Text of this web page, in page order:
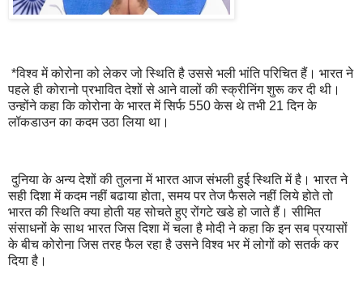
*विश्‍व में कोरोना को लेकर जो स्‍थिति है उससे भली भांति परिचित हैं। भारत ने
पहले ही कोरानो प्रभावित देशों से आने वालों की स्‍क्रीनिंग शुरू कर दी थी।
उन्‍होंने कहा कि कोरोना के भारत में सिर्फ 550 केस थे तभी 21 दिन के
लॉकडाउन का कदम उठा लिया था।
दुनिया के अन्‍य देशों की तुलना में भारत आज संभली हुई स्‍थिति में है। भारत ने
सही दिशा में कदम नहीं बढाया होता, समय पर तेज फैसले नहीं लिये होते तो
भारत की स्‍थिति क्‍या होती यह सोचते हुए रोंगटे खडे हो जाते हैं। सीमित
संसाधनों के साथ भारत जिस दिशा में चला है मोदी ने कहा कि इन सब प्रयासों
के बीच कोरोना जिस तरह फैल रहा है उसने विश्‍व भर में लोगों को सतर्क कर
दिया है।